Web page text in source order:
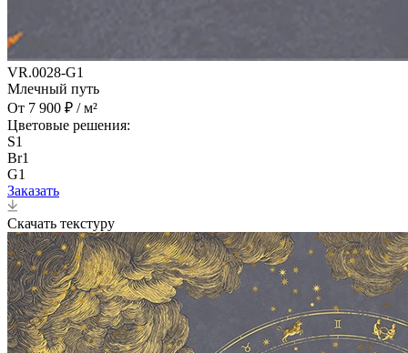
VR.0028-G1
Млечный путь
От 7 900 ₽ / м²
Цветовые решения:
S1
Br1
G1
Заказать
Скачать текстуру